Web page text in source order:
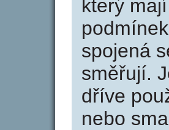
který
spojená
směřují.
dříve
nebo